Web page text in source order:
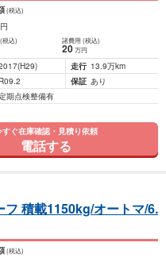
(税込)
(税込) 諸費用 (税込)
20 万円
(H29) 走行 13.9万km
R09.2 保証 あり
期点検整備有
すぐ在庫確認・見積り依頼
電話する
フ 積載1150kg/オートマ/6.
(税込)